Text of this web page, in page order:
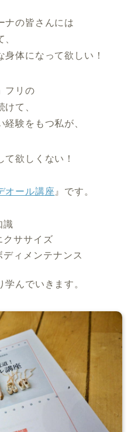
ナの皆さんには
体になって欲しい！
フリの
て、
験をもつ私が、
欲しくない！
オール講座 』です。
識
クササイズ
ィメンテナンス
んでいきます。